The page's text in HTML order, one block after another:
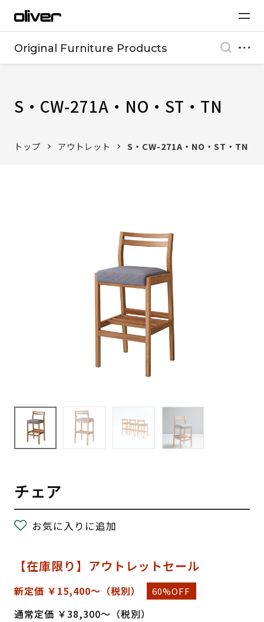
Original Furniture Products
S・CW-271A・NO・ST・TN
トップ アウトレット S・CW-271A・NO・ST・TN
チェア
お気に入りに追加
【在庫限り】アウトレットセール
新定価 ￥15,400～ （税別） 60%OFF
通常定価 ￥38,300～（税別）